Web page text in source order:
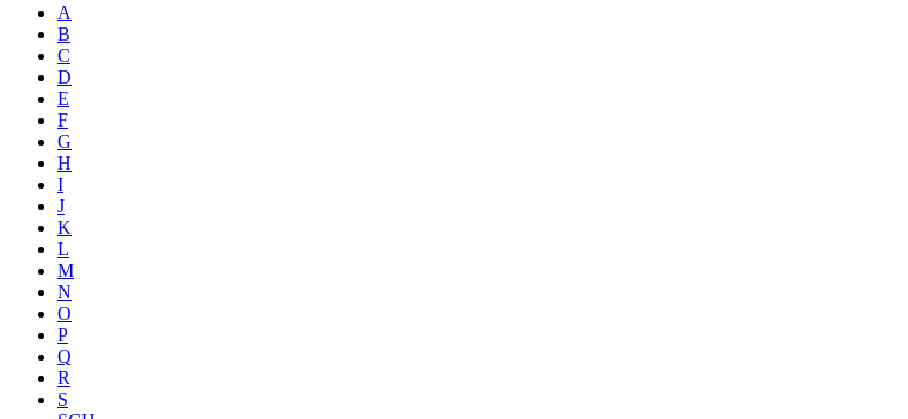
A
B
C
D
E
F
G
H
I
J
K
L
M
N
O
P
Q
R
S